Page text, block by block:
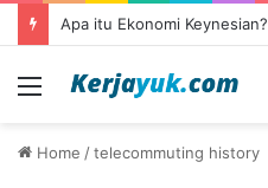
Apa itu Ekonomi Keynesian?
Menu
Home /telecommuting history